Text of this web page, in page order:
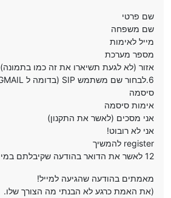
שם פרטי
שם משפחה
מייל לאימות
מספר מערכת
אזור (לא לגעת תשיארו את זה כמו בתמונה)
6.לבחור שם משתמש SIP (בדומה ל GMAIL)
סיסמה
אימות סיסמה
אני מסכים (לאשר את התקנון)
אני לא רובוט!
register להמשיך
12 לאשר את הדואר בהודעה שקיבלתם במייל שהוזן בסעיף 3
מאמתים בהודעה שהגיעה למייל!
(את האמת כרגע לא הבנתי מה הצורך שלו.